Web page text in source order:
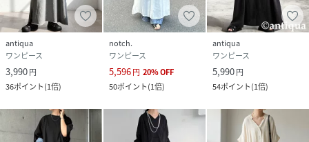
【使用シーン】デイリー、通勤、お出かけ、旅行、ワンマイ
ル、ショッピング、カフェ、リラックスタイム
レディース
サイズ Regular、Plus
品番
SB6809_AY
AY-00087-03-R SB6809
antiqua
ワンピース
3,990円
36ポイント(1倍)
notch.
ワンピース
5,596円 20%OFF
50ポイント(1倍)
antiqua
ワンピース
5,990円
54ポイント(1倍)